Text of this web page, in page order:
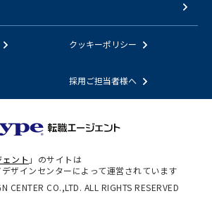
クッキーポリシー
採用ご担当者様へ
ント 」のサイトは
ザインセンターによって運営されています
CENTER CO.,LTD. ALL RIGHTS RESERVED